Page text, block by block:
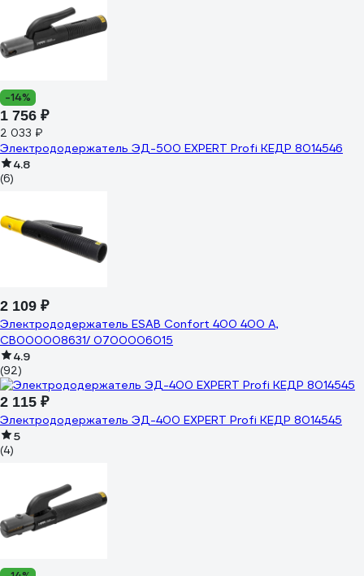
-14%
1 756 ₽
2 033 ₽
Электрододержатель ЭД-500 EXPERT Profi КЕДР 8014546
4.8
(6)
2 109 ₽
Электрододержатель ESAB Confort 400 400 А,
СВ000008631/ 0700006015
4.9
(92)
2 115 ₽
Электрододержатель ЭД-400 EXPERT Profi КЕДР 8014545
5
(4)